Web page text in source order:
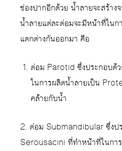
ช่องปากอีกด้วย น้ำลายจะสร้า
น้ำลายแต่ละต่อมจะมีหน้าที่ในก
แตกต่างกันออกมา คือ
ต่อม Parotid ซึ่งประกอบ
ในการผลิตน้ำลายเป็น
คล้ายกับน้ำ
2. ต่อม Submandibular ซึ่งป
Serousacini ที่ทำหน้าที่ในกา